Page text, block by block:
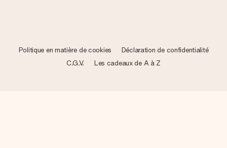
Politique en matière de cookies
Déclaration de confidentialité
C.G.V.
Les cadeaux de A à Z